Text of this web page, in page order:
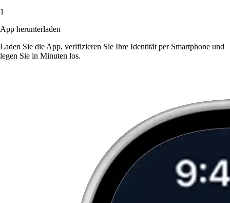
1
App herunterladen
Laden Sie die App, verifizieren Sie Ihre Identität per Smartphone und
legen Sie in Minuten los.